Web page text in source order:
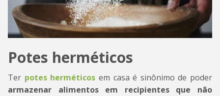
Potes herméticos
Ter potes herméticos em casa é sinônimo de poder
armazenar alimentos em recipientes que não